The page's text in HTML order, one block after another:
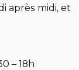
après midi, et
– 18h